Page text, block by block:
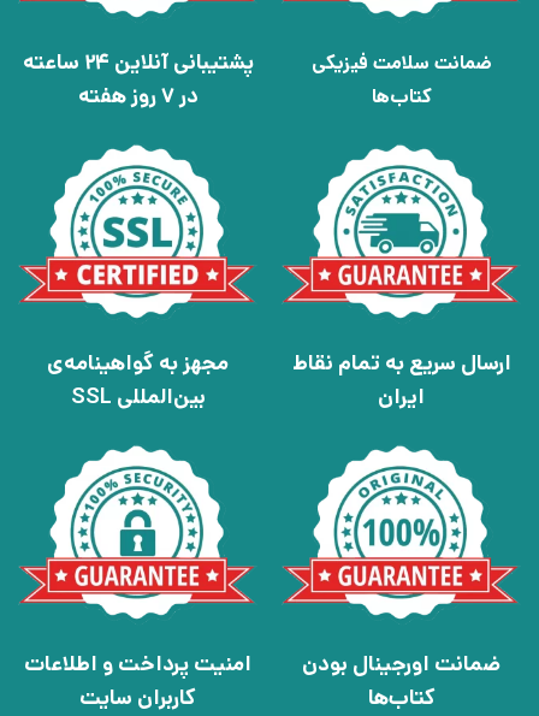
ضمانت سلامت فیزیکی
کتاب‌ها
پشتیبانی آنلاین 24 ساعته
در 7 روز هفته
ارسال سریع به تمام نقاط
ایران
مجهز به گواهینامه‌ی
بین‌المللی SSL
ضمانت اورجینال بودن
کتاب‌ها
امنیت پرداخت و اطلاعات
کاربران سایت